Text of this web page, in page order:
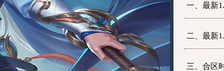
一、最新
二、最新
三、合区